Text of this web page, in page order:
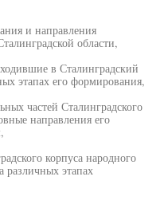
и направления
области,
в Сталинградский
этапах его формирования,
частей Сталинградского
направления его
корпуса народного
различных этапах